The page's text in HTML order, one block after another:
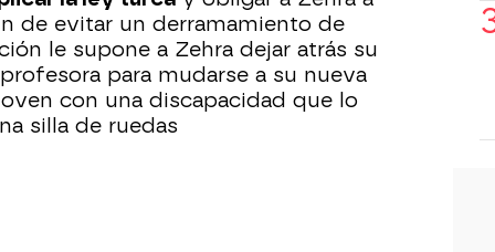
de evitar un derramamiento de
le supone a Zehra dejar atrás su
para mudarse a su nueva
con una discapacidad que lo
silla de ruedas